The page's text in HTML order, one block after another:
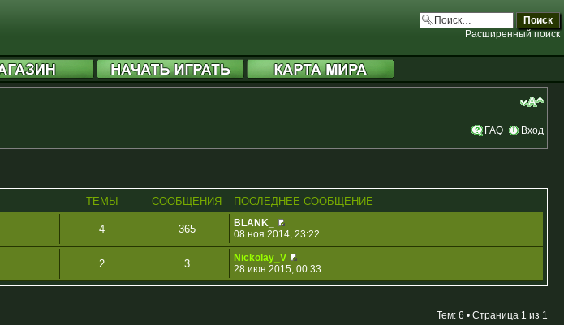
Расширенный поиск
FAQ Вход
ТЕМЫ СООБЩЕНИЯ ПОСЛЕДНЕЕ СООБЩЕНИЕ
4 365
BLANK_
08 ноя 2014, 23:22
2 3
Nickolay_V
28 июн 2015, 00:33
Тем: 6 • Страница 1 из 1